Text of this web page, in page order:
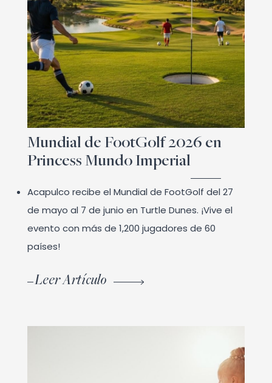
Mundial de FootGolf 2026 en
Princess Mundo Imperial
Acapulco recibe el Mundial de FootGolf del 27
de mayo al 7 de junio en Turtle Dunes. ¡Vive el
evento con más de 1,200 jugadores de 60
países!
Leer Artículo